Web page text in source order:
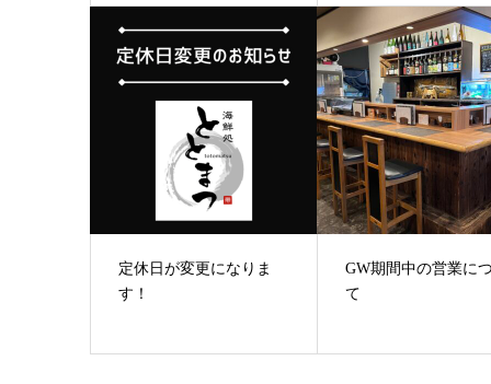
定休日が変更になりま
す！
GW期間中の営業に
て